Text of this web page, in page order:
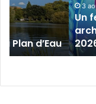
Plan d’Eau
au
parc
de
3
Un